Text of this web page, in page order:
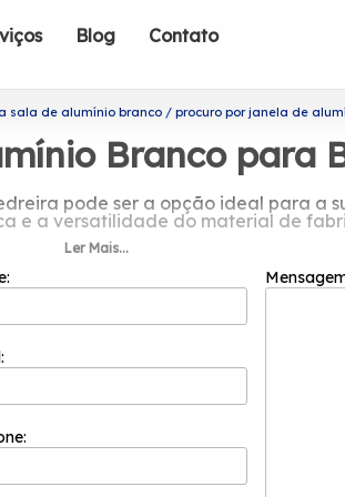
Blog Contato
sala de alumínio branco procuro por janela de
Branco para
pode ser a opção ideal para a
e a versatilidade do material de
de alumínio branco
para seus clientes porque ela
de seus clientes seja atingida.
focada nos resultados
banheiro Pedreira, Atuando no
como o de Janela Basculante
prontos para prestar o melhor
Ler Mais...